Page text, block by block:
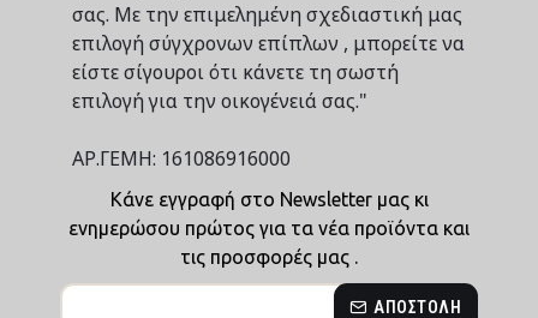
σας. Με την επιμελημένη σχεδιαστική μας
επιλογή σύγχρονων επίπλων , μπορείτε να
είστε σίγουροι ότι κάνετε τη σωστή
επιλογή για την οικογένειά σας."
ΑΡ.ΓΕΜΗ: 161086916000
Κάνε εγγραφή στο Newsletter μας κι
ενημερώσου πρώτος για τα νέα προϊόντα και
τις προσφορές μας .
ΑΠΟΣΤΟΛΉ